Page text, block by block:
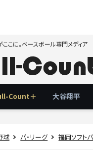
ここに。ベースボール専門メディア
Count＋ 大谷翔平
球 パ・リーグ 福岡ソフト